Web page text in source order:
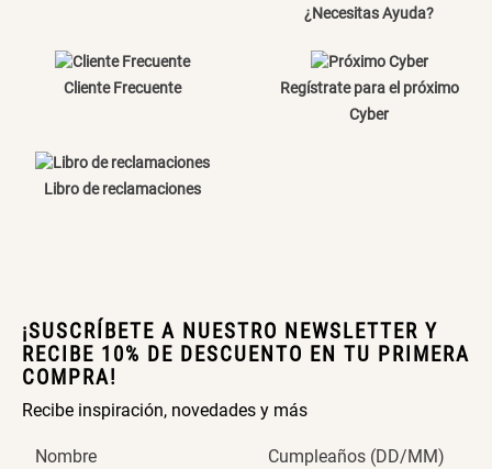
¿Necesitas Ayuda?
Cliente Frecuente
Regístrate para el próximo
Cyber
Libro de reclamaciones
¡SUSCRÍBETE A NUESTRO NEWSLETTER Y
RECIBE 10% DE DESCUENTO EN TU PRIMERA
COMPRA!
Recibe inspiración, novedades y más
Nombre Cumpleaños (DD/MM)